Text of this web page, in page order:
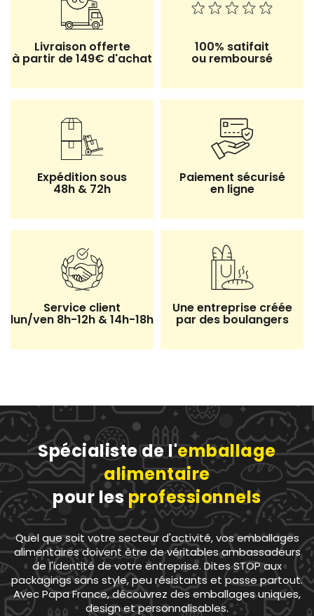
49 avis
Livraison offerte
à partir de 149€ d'achat
100% satifait
ou remboursé
Expédition sous
48h & 72h
Paiement sécurisé
en ligne
Service client
lun/ven 8h-12h & 14h-18h
Une entreprise créée
par des boulangers
Spécialiste de l'emballage
alimentaire
pour lesprofessionnels
Quel que soit votre secteur d'activité, vos emballages
alimentaires doivent être de véritables ambassadeurs
de l'identité de votre entreprise. Dites STOP aux
packagings sans style, peu résistants et passe partout.
Avec Papa France, découvrez des emballages uniques,
design et personnalisables.